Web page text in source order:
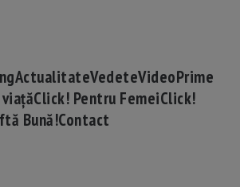
ActualitateVedeteVideoPrime
Click! Pentru FemeiClick!
Bună!Contact